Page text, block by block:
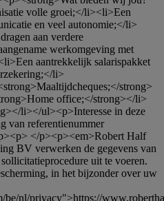
volle groei;</li><li>Een
en veel autonomie;</li>
aan verdere
werkomgeving met
aantrekkelijk salarispakket
li>
strong>
office;</strong></li>
li></ul><p>Interesse in deze
van referentienummer
</p><p><em>Robert Half
BV verwerken de gegevens van
uit te voeren.
in het bijzonder over uw
nl/privacy">https://